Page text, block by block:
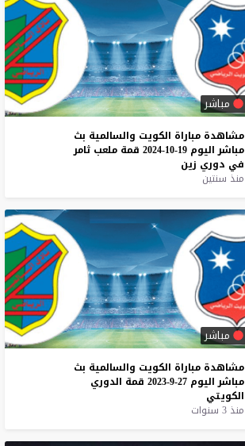
مباشر
مشاهدة مباراة الكويت والسالمية بث
مباشر اليوم 19-10-2024 قمة ملعب ثامر
في دوري زين
منذ سنتين
مباشر
مشاهدة مباراة الكويت والسالمية بث
مباشر اليوم 27-9-2023 قمة الدوري
الكويتي
منذ 3 سنوات